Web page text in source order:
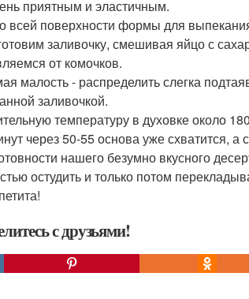
приятным и эластичным.
всей поверхности формы для
заливочку, смешивая яйцо с
от комочков.
малость - распределить слегка
заливочкой.
температуру в духовке около
через 50-55 основа уже схватится, а
нашего безумно вкусного
остудить и только потом
с друзьями!